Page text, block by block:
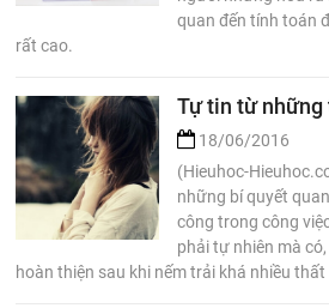
quan đến tính toán
rất cao.
Tự tin từ những
18/06/2016
(Hieuhoc-
những bí quyết
công trong công
phải tự nhiên mà
hoàn thiện sau khi nếm trải khá nhiều thất